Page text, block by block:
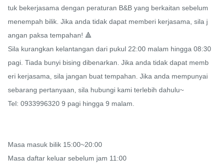
tuk bekerjasama dengan peraturan B&B yang berkaitan sebelum
menempah bilik. Jika anda tidak dapat memberi kerjasama, sila j
angan paksa tempahan! 🔺
Sila kurangkan kelantangan dari pukul 22:00 malam hingga 08:30
pagi. Tiada bunyi bising dibenarkan. Jika anda tidak dapat memb
eri kerjasama, sila jangan buat tempahan. Jika anda mempunyai
sebarang pertanyaan, sila hubungi kami terlebih dahulu~
Tel: 0933996320 9 pagi hingga 9 malam.
Masa masuk bilik 15:00~20:00
Masa daftar keluar sebelum jam 11:00